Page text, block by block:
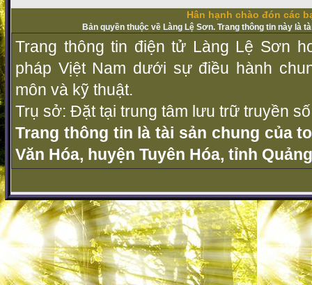
Hân hạnh chào đón các
Bản quyền thuộc về Làng Lệ Sơn. Trang thông tin này là
Trang thông tin điện tử Làng Lệ Sơn
pháp Vịệt Nam dưới sự điều hành
môn và kỹ thuật.
Trụ sở: Đặt tại trung tâm lưu trữ truyền
Trang thông tin là tài sản chung của
Văn Hóa, huyện Tuyên Hóa, tỉnh